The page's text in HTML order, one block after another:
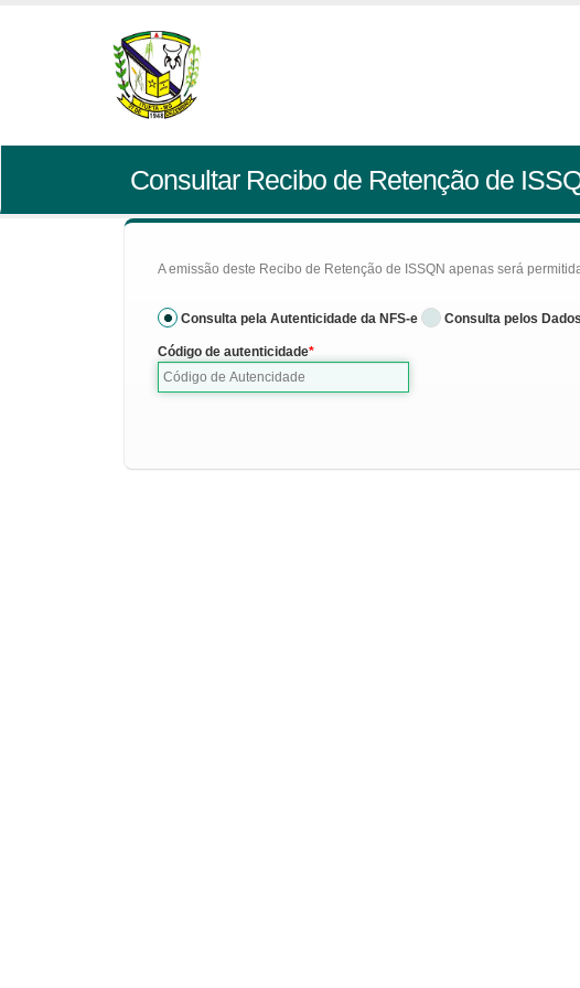
Consultar Recibo de Retenção de
A emissão deste Recibo de Retenção de ISSQN apenas será
Consulta pela Autenticidade da NFS-e Consulta pelos
Código de autenticidade